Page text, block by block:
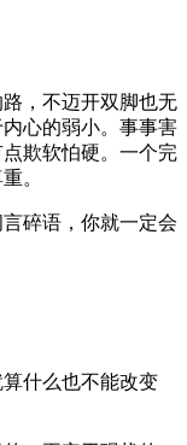
，不迈开双脚也无
心的弱小。事事害
欺软怕硬。一个完
。
碎语，你就一定会
什么也不能改变